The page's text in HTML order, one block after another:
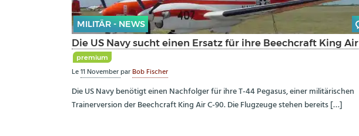
MILITÄR - NEWS
Die US Navy sucht einen Ersatz für ihre Beechcraft King Air
premium
Le11 NovemberparBob Fischer
Die US Navy benötigt einen Nachfolger für ihre T-44 Pegasus, einer militärischen
Trainerversion der Beechcraft King Air C-90. Die Flugzeuge stehen bereits […]